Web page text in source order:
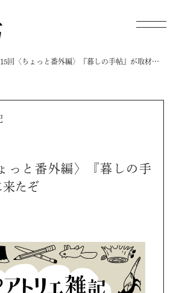
手帖 電子版
第15回〈ちょっと番外編〉『暮しの手帖』が取材に来たぞ
っと番外編〉『暮しの手
たぞ